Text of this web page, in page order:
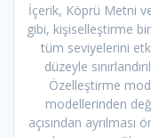
İçerik, Köprü Metni
gibi, kişiselleştirme
tüm seviyelerini
düzeyle
Özelleştirme
modellerinden
açısından